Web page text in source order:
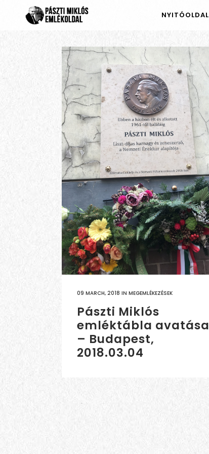
NYITÓOLDAL
09 MARCH, 2018 IN MEGEMLÉKEZÉSEK
Pászti Miklós
emléktábla avatása
– Budapest,
2018.03.04